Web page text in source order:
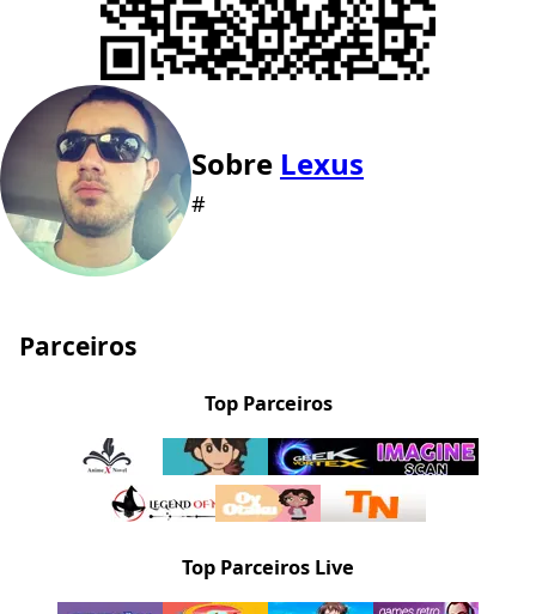
Sobre Lexus
#
Parceiros
Top Parceiros
Top Parceiros Live